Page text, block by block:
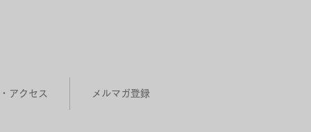
アクセス メルマガ登録